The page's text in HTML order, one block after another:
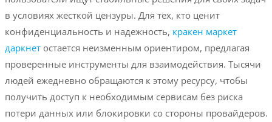
в условиях жесткой цензуры. Для тех, кто ценит
конфиденциальность и надежность, кракен маркет
даркнетостается неизменным ориентиром, предлагая
проверенные инструменты для взаимодействия. Тысячи
людей ежедневно обращаются к этому ресурсу, чтобы
получить доступ к необходимым сервисам без риска
потери данных или блокировки со стороны провайдеров.